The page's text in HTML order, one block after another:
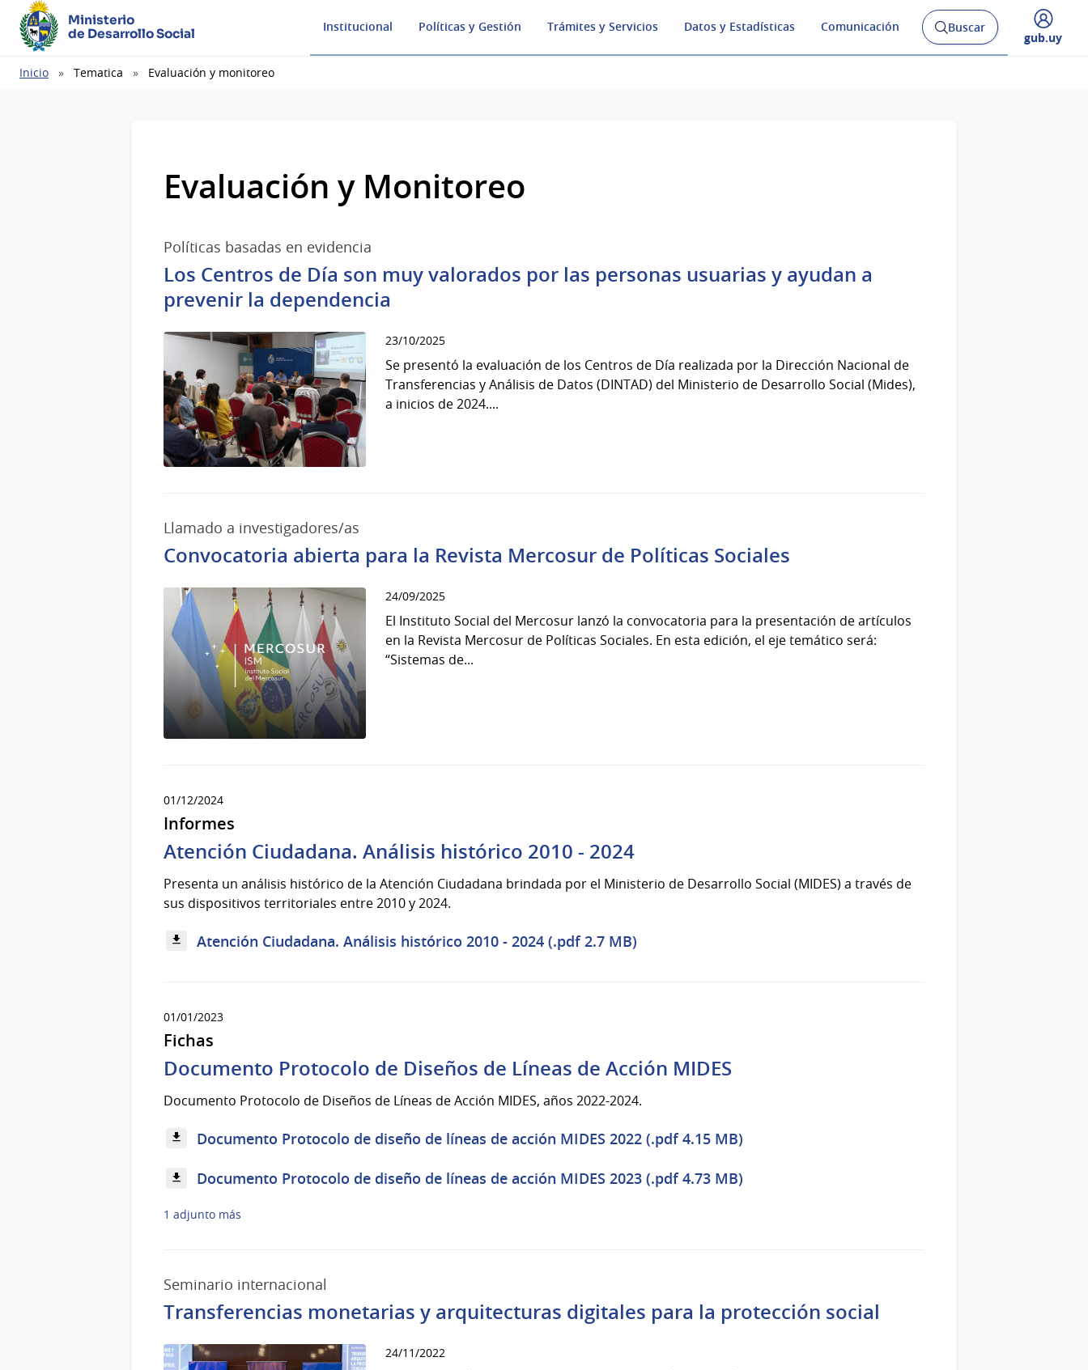
Ministerio
de Desarrollo Social
Institucional Políticas y Gestión Trámites y Servicios Datos y Estadísticas Comunicación
Abrir
buscador
Buscar
Desplegar
gub.uy
Ruta
Inicio Tematica Evaluación y monitoreo
Evaluación y Monitoreo
Políticas basadas en evidencia
Los Centros de Día son muy valorados por las personas usuarias y ayudan a
prevenir la dependencia
23/10/2025
Se presentó la evaluación de los Centros de Día realizada por la Dirección Nacional de
Transferencias y Análisis de Datos (DINTAD) del Ministerio de Desarrollo Social (Mides),
a inicios de 2024....
Llamado a investigadores/as
Convocatoria abierta para la Revista Mercosur de Políticas Sociales
24/09/2025
El Instituto Social del Mercosur lanzó la convocatoria para la presentación de artículos
en la Revista Mercosur de Políticas Sociales. En esta edición, el eje temático será:
“Sistemas de...
01/12/2024
Informes
Atención Ciudadana. Análisis histórico 2010 - 2024
Presenta un análisis histórico de la Atención Ciudadana brindada por el Ministerio de Desarrollo Social (MIDES) a través de
sus dispositivos territoriales entre 2010 y 2024.
Atención Ciudadana. Análisis histórico 2010 - 2024 (.pdf 2.7 MB)
01/01/2023
Fichas
Documento Protocolo de Diseños de Líneas de Acción MIDES
Documento Protocolo de Diseños de Líneas de Acción MIDES, años 2022-2024.
Documento Protocolo de diseño de líneas de acción MIDES 2022 (.pdf 4.15 MB)
Documento Protocolo de diseño de líneas de acción MIDES 2023 (.pdf 4.73 MB)
1 adjunto más
Seminario internacional
Transferencias monetarias y arquitecturas digitales para la protección social
24/11/2022